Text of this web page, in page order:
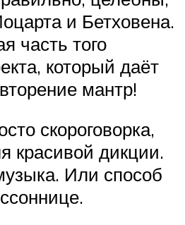
и Бетховена.
часть того
который даёт
мантр!
скороговорка,
красивой дикции.
Или способ